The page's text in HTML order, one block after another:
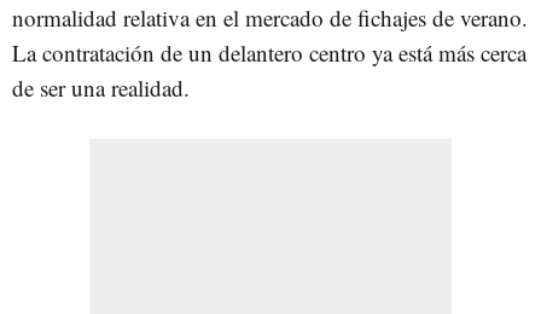
normalidad relativa en el mercado de fichajes de verano.
La contratación de un delantero centro ya está más cerca
de ser una realidad.